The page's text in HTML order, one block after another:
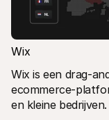
Wix
Wix is een drag-
ecommerce-
en kleine bedrijven.